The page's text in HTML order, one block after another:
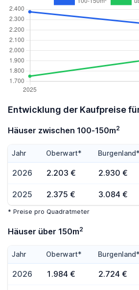
Entwicklung der Kaufpreise
Häuser zwischen 100-150m2
Jahr Oberwart* Burgenland*
2026 2.203 € 2.930 €
2025 2.375 € 3.084 €
* Preise pro Quadratmeter
Häuser über 150m2
Jahr Oberwart* Burgenland*
2026 1.984 € 2.724 €